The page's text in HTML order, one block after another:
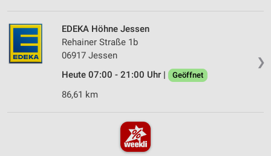
❯
EDEKA Höhne Jessen
Rehainer Straße 1b
06917 Jessen
Heute 07:00 - 21:00 Uhr |
Geöffnet
86,61 km